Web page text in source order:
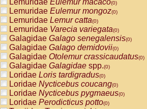
CebidaeSaimiri sciureus(0)
AtelidaeAlouatta caraya(0)
AtelidaeAlouatta fusca(0)
AtelidaeAlouatta seniculus(0)
AtelidaeAlouattaspp.(0)
AtelidaeAteles belzebuth(0)
AtelidaeAteles geoffroyi(0)
AtelidaeAteles paniscus(0)
AtelidaeAtelesspp.(0)
AtelidaeLagothrix lagothricha(0)
AtelidaeLagothrix lagothricha cana
PitheciidaeCacajao calvus
Lemuridae Eulemur macaco(0)
Lemuridae Eulemur mongoz(0)
Lemuridae Lemur catta(0)
Lemuridae Varecia variegata(0)
Galagidae Galago senegalensis(0)
Galagidae Galago demidovii(0)
Galagidae Otolemur crassicaudatus(0)
Galagidae Galagidae spp.(0)
Loridae Loris tardigradus(0)
Loridae Nycticebus coucang(0)
Loridae Nycticebus pygmaeus(0)
Loridae Perodicticus potto(0)